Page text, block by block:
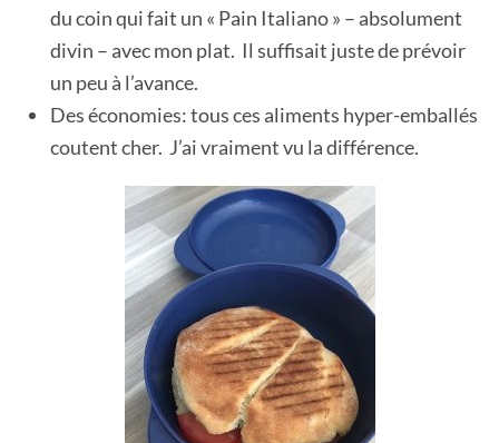
du coin qui fait un « Pain Italiano » – absolument
divin – avec mon plat. Il suffisait juste de prévoir
un peu à l’avance.
Des économies: tous ces aliments hyper-emballés
coutent cher. J’ai vraiment vu la différence.